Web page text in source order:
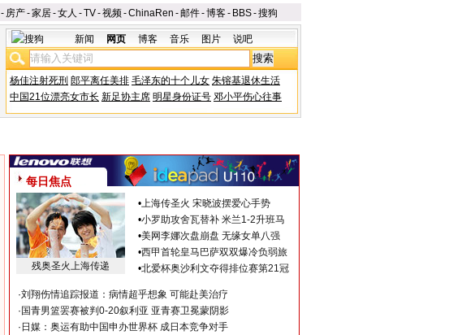
- 房产-家居-女人 -TV-视频-ChinaRen -邮件-博客- BBS-搜狗
新闻 网页 博客 音乐 图片 说吧
杨佳注射死刑 郎平离任美排 毛泽东的十个儿女 朱镕基退休生活
中国21位漂亮女市长 新足协主席 明星身份证号 邓小平伤心往事
每日焦点
残奥圣火上海传递
•上海传圣火 宋晓波摆爱心手势
•小罗助攻舍瓦替补 米兰1-2升班马
•美网李娜次盘崩盘 无缘女单八强
•西甲首轮皇马巴萨双双爆冷负弱旅
•北爱杯奥沙利文夺得排位赛第21冠
·刘翔伤情追踪报道：病情超乎想象 可能赴美治疗
· 国青男篮罢赛被判0-20叙利亚 亚青赛卫冕蒙阴影
· 日媒：奥运有助中国申办世界杯 成日本竞争对手